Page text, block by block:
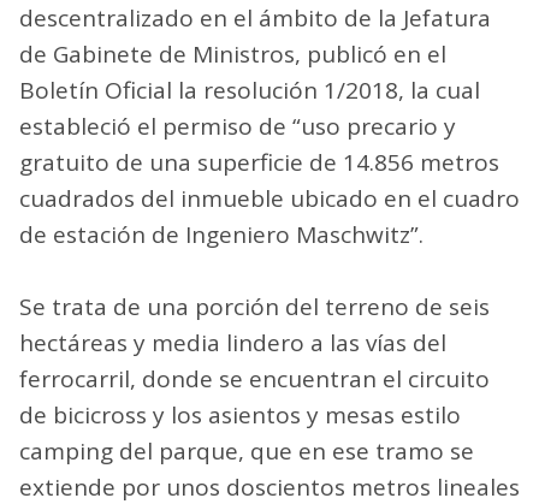
descentralizado en el ámbito de la Jefatura
de Gabinete de Ministros, publicó en el
Boletín Oficial la resolución 1/2018, la cual
estableció el permiso de “uso precario y
gratuito de una superficie de 14.856 metros
cuadrados del inmueble ubicado en el cuadro
de estación de Ingeniero Maschwitz”.
Se trata de una porción del terreno de seis
hectáreas y media lindero a las vías del
ferrocarril, donde se encuentran el circuito
de bicicross y los asientos y mesas estilo
camping del parque, que en ese tramo se
extiende por unos doscientos metros lineales